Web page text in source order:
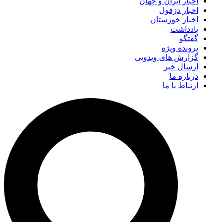
اخبار دزفول
اخبار خوزستان
یادداشت
گفتگو
پرونده ویژه
گزارش های ویدویی
ارسال خبر
درباره ما
ارتباط با ما